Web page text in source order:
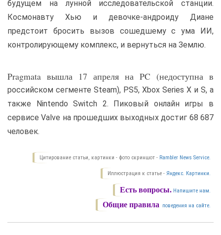
будущем на лунной исследовательской станции.
Космонавту Хью и девочке-андроиду Диане
предстоит бросить вызов сошедшему с ума ИИ,
контролирующему комплекс, и вернуться на Землю.
Pragmata вышла 17 апреля на PC (недоступна в
российском сегменте Steam), PS5, Xbox Series X и S, а
также Nintendo Switch 2. Пиковый онлайн игры в
сервисе Valve на прошедших выходных достиг 68 687
человек.
Цитирование статьи, картинки - фото скриншот - Rambler News Service.
Иллюстрация к статье - Яндекс. Картинки.
Есть вопросы. Напишите нам.
Общие правила поведения на сайте.